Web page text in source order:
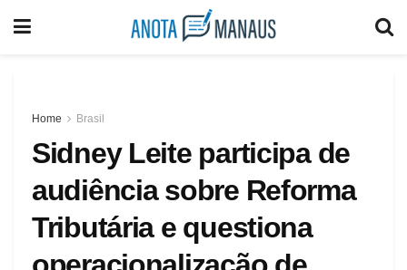
Home Brasil
Sidney Leite participa de
audiência sobre Reforma
Tributária e questiona